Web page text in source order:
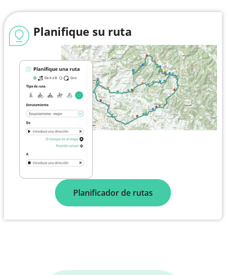
Planifique su ruta
Planificador de rutas